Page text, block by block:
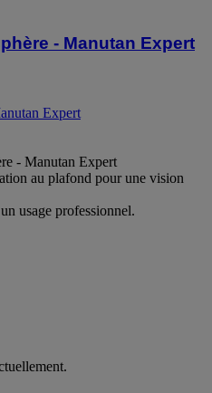
- Manutan Expert
Expert
- Manutan Expert
au plafond pour une vision
usage professionnel.